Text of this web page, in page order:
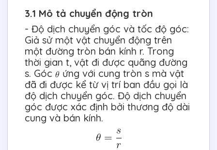
3.1 Mô tả chuyển động tròn
- Độ dịch chuyển góc và tốc độ góc:
Giả sử một vật chuyển động trên
một đường tròn bán kính r. Trong
thời gian t, vật đi được quãng đường
s. Góc
ứng với cung tròn s mà vật
đã đi được kể từ vị trí ban đầu gọi là
độ dịch chuyển góc. Độ dịch chuyển
góc được xác định bởi thương độ dài
cung và bán kính.